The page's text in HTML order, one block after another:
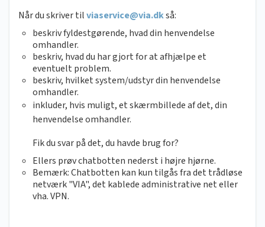
Når du skriver tilviaservice@via.dkså:
beskriv fyldestgørende, hvad din henvendelse
omhandler.
beskriv, hvad du har gjort for at afhjælpe et
eventuelt problem.
beskriv, hvilket system/udstyr din henvendelse
omhandler.
inkluder, hvis muligt, et skærmbillede af det, din
henvendelse omhandler.
Fik du svar på det, du havde brug for?
Ellers prøv chatbotten nederst i højre hjørne.
Bemærk: Chatbotten kan kun tilgås fra det trådløse
netværk "VIA", det kablede administrative net eller
vha. VPN.